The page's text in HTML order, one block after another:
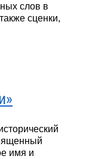
слов в
сценки,
имя и